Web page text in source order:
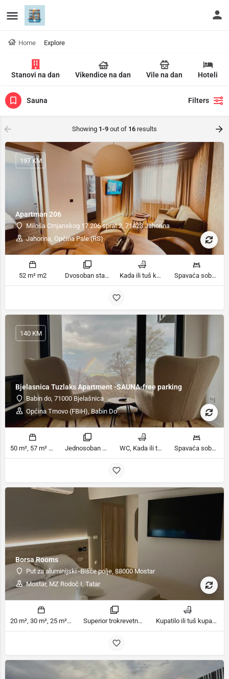
Home Explore
Stanovi na dan Vikendice na dan Vile na dan Hoteli
Sauna Filters
Showing 1-9 out of 16 results
Apartman 206
Miloša Crnjanskog 17 206 sprat 2, 71423 Jahorina
Jahorina, Općina Pale (RS)
197 KM
52 m² m2 Dvosoban stan sobe Kada ili tuš kupatila Spavaća soba 1: 1 veliki bračni krevet | Spavaća soba 2: 1 veliki bračni krevet | Dnevni boravak: 1 kauč na razvlačenje ležaja
Bjelasnica Tuzlaks Apartment -SAUNA-free parking
Babin do, 71000 Bjelašnica
Općina Trnovo (FBiH), Babin Do
140 KM
50 m², 57 m² m2 Jednosoban stan, Apartman sa pogledom na planinu sobe WC, Kada ili tuš kupatila Spavaća soba 1: 1 veliki bračni krevet | Dnevni boravak: 1 kauč na razvlačenje | Spavaća soba 1: 1 bračni krevet ležaja
Borsa Rooms
Put za aluminijski -Bišće polje, 88000 Mostar
Mostar, MZ Rodoč I, Tatar
20 m², 30 m², 25 m² m2 Superior trokrevetna soba, Standardna porodična soba, Porodična soba sa zajedničkim kupatilom, Deluxe Family Room sobe Kupatilo ili tuš kupatila